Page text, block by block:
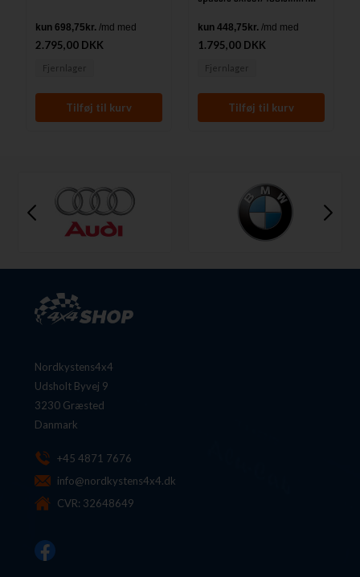
2.795,00 DKK
Fjernlager
aluminium fra Predator til
Isuzu D-Max Årgang 2025+
1.795,00 DKK
Fjernlager
Nordkystens4x4
Udsholt Byvej 9
3230 Græsted
Danmark
+45 4871 7676
info@nordkystens4x4.dk
CVR: 32648649